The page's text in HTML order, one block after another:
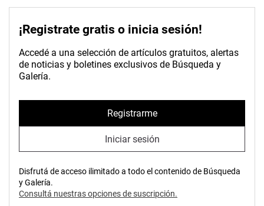
¡Registrate gratis o inicia sesión!
Accedé a una selección de artículos gratuitos, alertas
de noticias y boletines exclusivos de Búsqueda y
Galería.
Registrarme
Iniciar sesión
Disfrutá de acceso ilimitado a todo el contenido de Búsqueda
y Galería.
Consultá nuestras opciones de suscripción.